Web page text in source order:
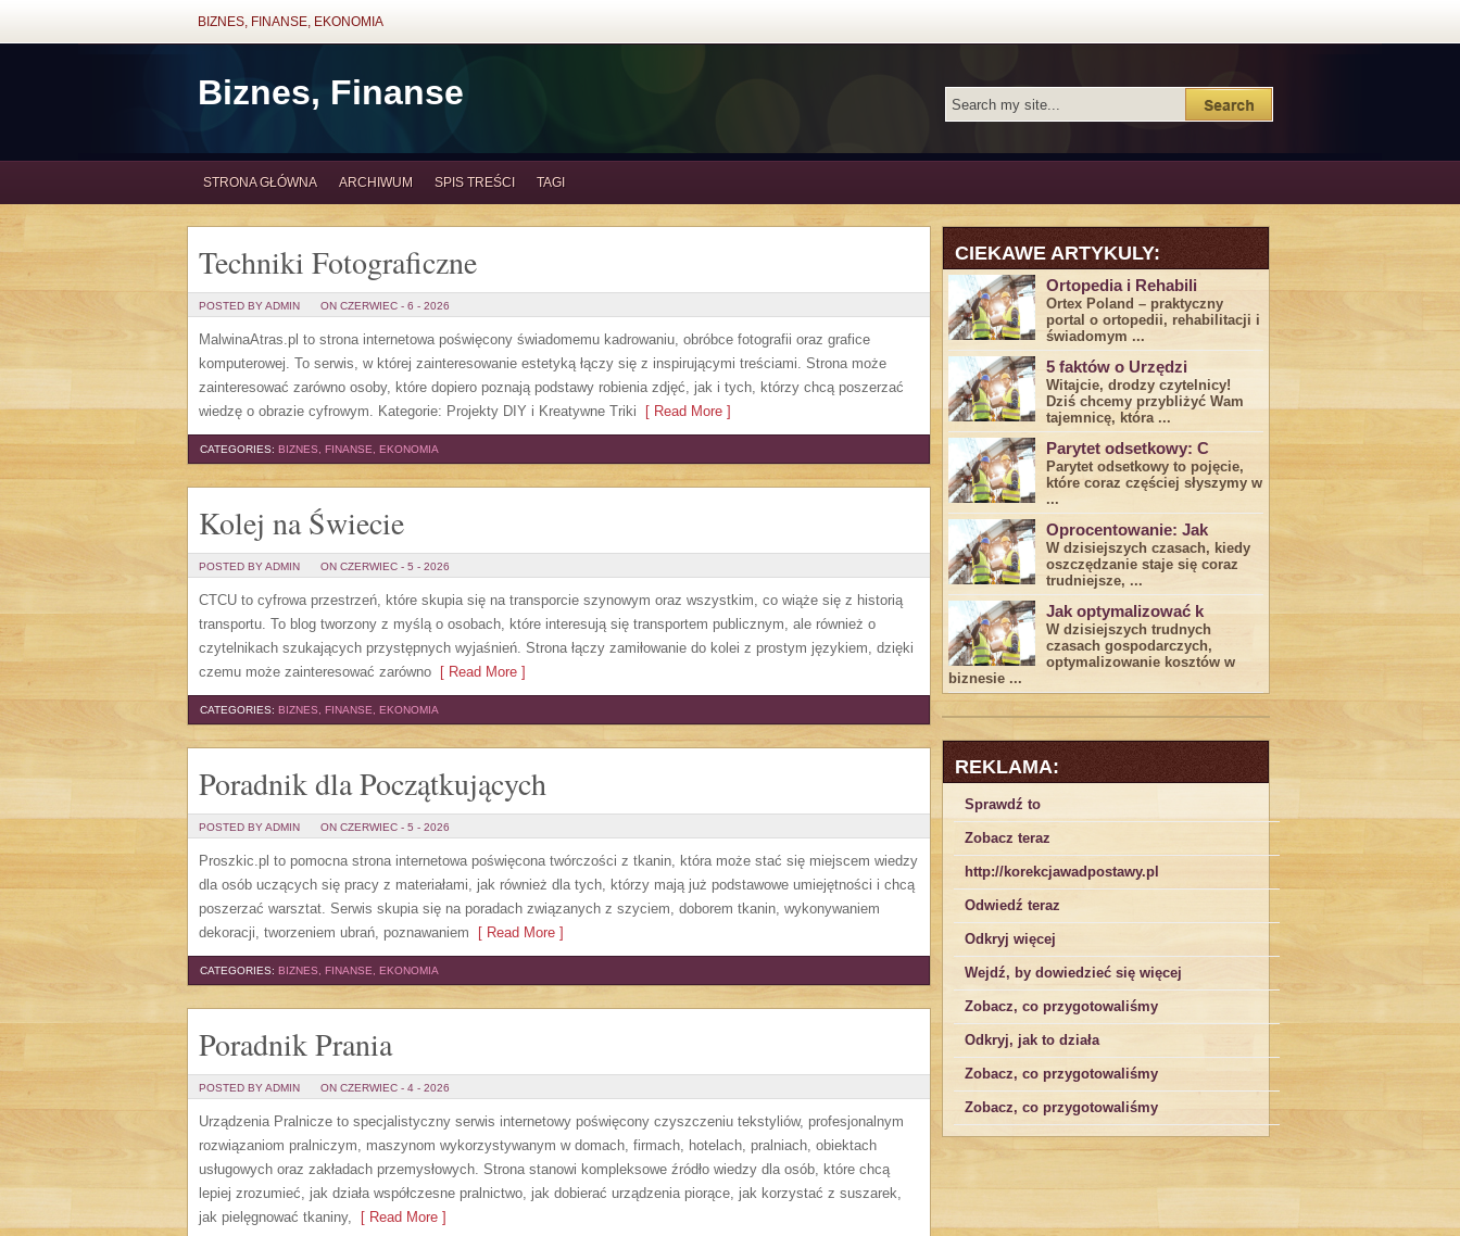
BIZNES, FINANSE, EKONOMIA
Biznes, Finanse
STRONA GŁÓWNA ARCHIWUM SPIS TREŚCI TAGI
Techniki Fotograficzne
POSTED BY ADMIN ON CZERWIEC - 6 - 2026
MalwinaAtras.pl to strona internetowa poświęcony świadomemu kadrowaniu, obróbce fotografii oraz grafice
komputerowej. To serwis, w której zainteresowanie estetyką łączy się z inspirującymi treściami. Strona może
zainteresować zarówno osoby, które dopiero poznają podstawy robienia zdjęć, jak i tych, którzy chcą poszerzać
wiedzę o obrazie cyfrowym. Kategorie: Projekty DIY i Kreatywne Triki [ Read More ]
CATEGORIES: BIZNES, FINANSE, EKONOMIA
Kolej na Świecie
POSTED BY ADMIN ON CZERWIEC - 5 - 2026
CTCU to cyfrowa przestrzeń, które skupia się na transporcie szynowym oraz wszystkim, co wiąże się z historią
transportu. To blog tworzony z myślą o osobach, które interesują się transportem publicznym, ale również o
czytelnikach szukających przystępnych wyjaśnień. Strona łączy zamiłowanie do kolei z prostym językiem, dzięki
czemu może zainteresować zarówno [ Read More ]
CATEGORIES: BIZNES, FINANSE, EKONOMIA
Poradnik dla Początkujących
POSTED BY ADMIN ON CZERWIEC - 5 - 2026
Proszkic.pl to pomocna strona internetowa poświęcona twórczości z tkanin, która może stać się miejscem wiedzy
dla osób uczących się pracy z materiałami, jak również dla tych, którzy mają już podstawowe umiejętności i chcą
poszerzać warsztat. Serwis skupia się na poradach związanych z szyciem, doborem tkanin, wykonywaniem
dekoracji, tworzeniem ubrań, poznawaniem [ Read More ]
CATEGORIES: BIZNES, FINANSE, EKONOMIA
Poradnik Prania
POSTED BY ADMIN ON CZERWIEC - 4 - 2026
Urządzenia Pralnicze to specjalistyczny serwis internetowy poświęcony czyszczeniu tekstyliów, profesjonalnym
rozwiązaniom pralniczym, maszynom wykorzystywanym w domach, firmach, hotelach, pralniach, obiektach
usługowych oraz zakładach przemysłowych. Strona stanowi kompleksowe źródło wiedzy dla osób, które chcą
lepiej zrozumieć, jak działa współczesne pralnictwo, jak dobierać urządzenia piorące, jak korzystać z suszarek,
jak pielęgnować tkaniny, [ Read More ]
CIEKAWE ARTYKULY:
Ortopedia i Rehabili
Ortex Poland – praktyczny
portal o ortopedii, rehabilitacji i
świadomym ...
5 faktów o Urzędzi
Witajcie, drodzy czytelnicy!
Dziś chcemy przybliżyć ⁣Wam ​
tajemnicę,⁤ która ...
Parytet odsetkowy: C
Parytet odsetkowy to pojęcie,
które coraz częściej słyszymy w
...
Oprocentowanie: Jak
W dzisiejszych czasach, kiedy
‍oszczędzanie​ staje się coraz
trudniejsze,⁣ ...
Jak optymalizować k
W dzisiejszych trudnych⁤
czasach gospodarczych,
optymalizowanie ‌kosztów w
biznesie ...
REKLAMA:
Sprawdź to
Zobacz teraz
http://korekcjawadpostawy.pl
Odwiedź teraz
Odkryj więcej
Wejdź, by dowiedzieć się więcej
Zobacz, co przygotowaliśmy
Odkryj, jak to działa
Zobacz, co przygotowaliśmy
Zobacz, co przygotowaliśmy